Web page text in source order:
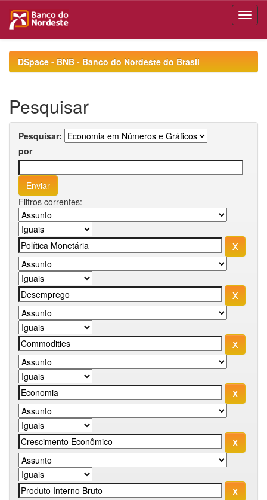
navigationDSpace - BNB - Banco do Nordeste do Brasil
Pesquisar
Pesquisar:
por
Filtros correntes: